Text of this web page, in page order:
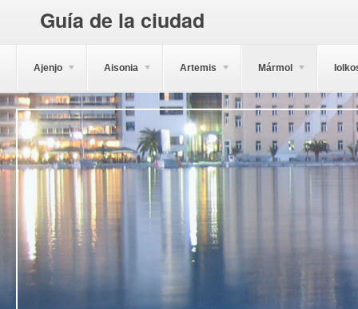
Guía de la ciudad
Ajenjo Aisonia Artemis Mármol